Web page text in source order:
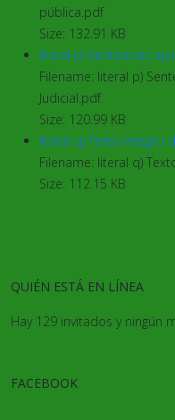
pública.pdf
Size: 132.91 KB
literal p) Sentencias
Filename: literal p)
Judicial.pdf
Size: 120.99 KB
literal q) Texto íntegro
Filename: literal q)
Size: 112.15 KB
QUIÉN ESTÁ EN LÍNEA
Hay 129 invitados y ningún
FACEBOOK